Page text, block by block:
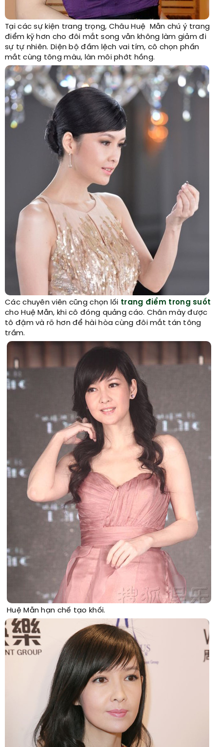
Tại các sự kiện trang trọng, Châu Huệ Mẫn chú ý trang
điểm kỹ hơn cho đôi mắt song vẫn không làm giảm đi
sự tự nhiên. Diện bộ đầm lệch vai tím, cô chọn phấn
mắt cùng tông màu, làn môi phớt hồng.
Các chuyên viên cũng chọn lối trang điểm trong suốt
cho Huệ Mẫn, khi cô đóng quảng cáo. Chân mày được
tô đậm và rõ hơn để hài hòa cùng đôi mắt tán tông
trầm.
Huệ Mẫn hạn chế tạo khối.